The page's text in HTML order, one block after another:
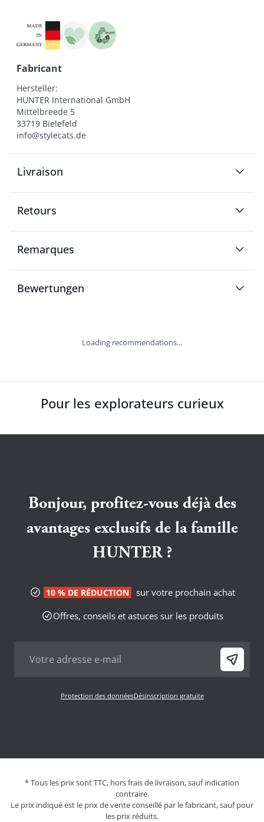
Fabricant
Hersteller:
HUNTER International GmbH
Mittelbreede 5
33719 Bielefeld
info@stylecats.de
Livraison
Retours
Remarques
Bewertungen
Loading recommendations...
Pour les explorateurs curieux
Bonjour, profitez-vous déjà des
avantages exclusifs de la famille
HUNTER ?
10 % DE RÉDUCTION
sur votre prochain achat
Offres, conseils et astuces sur les produits
Protection des donnéesDésinscription gratuite
* Tous les prix sont TTC, hors frais de livraison, sauf indication
contraire.
Le prix indiqué est le prix de vente conseillé par le fabricant, sauf pour
les prix réduits.